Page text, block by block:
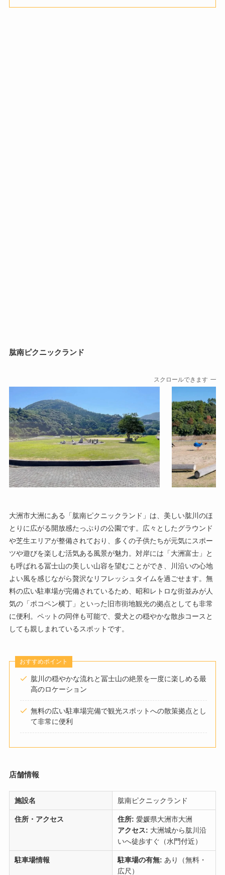
肱南ピクニックランド
スクロールできます
大洲市大洲にある「肱南ピクニックランド」は、美しい肱川のほ
とりに広がる開放感たっぷりの公園です。広々としたグラウンド
や芝生エリアが整備されており、多くの子供たちが元気にスポー
ツや遊びを楽しむ活気ある風景が魅力。対岸には「大洲富士」と
も呼ばれる冨士山の美しい山容を望むことができ、川沿いの心地
よい風を感じながら贅沢なリフレッシュタイムを過ごせます。無
料の広い駐車場が完備されているため、昭和レトロな街並みが人
気の「ポコペン横丁」といった旧市街地観光の拠点としても非常
に便利。ペットの同伴も可能で、愛犬との穏やかな散歩コースと
しても親しまれているスポットです。
おすすめポイント
肱川の穏やかな流れと冨士山の絶景を一度に楽しめる最
高のロケーション
無料の広い駐車場完備で観光スポットへの散策拠点とし
て非常に便利
店舗情報
施設名 肱南ピクニックランド
住所・アクセス 住所: 愛媛県大洲市大洲
アクセス: 大洲城から肱川沿
いへ徒歩すぐ（水門付近）
駐車場情報 駐車場の有無: あり（無料・
広尺）